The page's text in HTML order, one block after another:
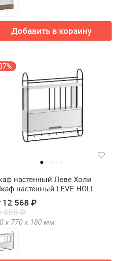
Добавить в корзину
настенный Леве Холи
настенный LEVE HOLI
SHELF)
12 568 ₽
950 ₽
х 770 х 180 мм